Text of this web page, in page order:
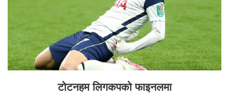
टोटनहम लिगकपको फाइनलमा